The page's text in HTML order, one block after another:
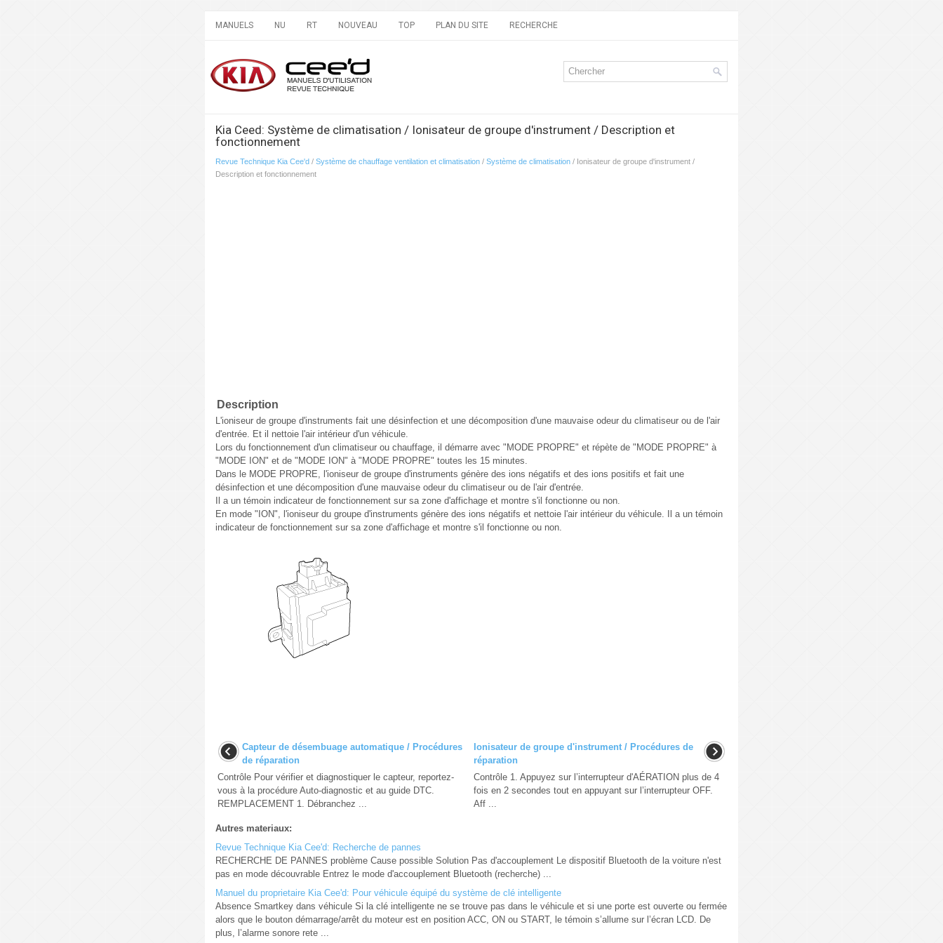
MANUELS NU RT NOUVEAU TOP PLAN DU SITE RECHERCHE
Kia Ceed: Système de climatisation / Ionisateur de groupe d'instrument / Description et
fonctionnement
Revue Technique Kia Cee'd / Système de chauffage ventilation et climatisation / Système de climatisation / Ionisateur de groupe d'instrument /
Description et fonctionnement
Description
L'ioniseur de groupe d'instruments fait une désinfection et une décomposition d'une mauvaise odeur du climatiseur ou de l'air
d'entrée. Et il nettoie l'air intérieur d'un véhicule.
Lors du fonctionnement d'un climatiseur ou chauffage, il démarre avec "MODE PROPRE" et répète de "MODE PROPRE" à
"MODE ION" et de "MODE ION" à "MODE PROPRE" toutes les 15 minutes.
Dans le MODE PROPRE, l'ioniseur de groupe d'instruments génère des ions négatifs et des ions positifs et fait une
désinfection et une décomposition d'une mauvaise odeur du climatiseur ou de l'air d'entrée.
Il a un témoin indicateur de fonctionnement sur sa zone d'affichage et montre s'il fonctionne ou non.
En mode "ION", l'ioniseur du groupe d'instruments génère des ions négatifs et nettoie l'air intérieur du véhicule. Il a un témoin
indicateur de fonctionnement sur sa zone d'affichage et montre s'il fonctionne ou non.
Capteur de désembuage automatique / Procédures
de réparation
Contrôle Pour vérifier et diagnostiquer le capteur, reportez-
vous à la procédure Auto-diagnostic et au guide DTC.
REMPLACEMENT 1. Débranchez ...
Ionisateur de groupe d'instrument / Procédures de
réparation
Contrôle 1. Appuyez sur l’interrupteur d'AÉRATION plus de 4
fois en 2 secondes tout en appuyant sur l’interrupteur OFF.
Aff ...
Autres materiaux:
Revue Technique Kia Cee'd: Recherche de pannes
RECHERCHE DE PANNES problème Cause possible Solution Pas d'accouplement Le dispositif Bluetooth de la voiture n'est
pas en mode découvrable Entrez le mode d'accouplement Bluetooth (recherche) ...
Manuel du proprietaire Kia Cee'd: Pour véhicule équipé du système de clé intelligente
Absence Smartkey dans véhicule Si la clé intelligente ne se trouve pas dans le véhicule et si une porte est ouverte ou fermée
alors que le bouton démarrage/arrêt du moteur est en position ACC, ON ou START, le témoin s’allume sur l’écran LCD. De
plus, l’alarme sonore rete ...